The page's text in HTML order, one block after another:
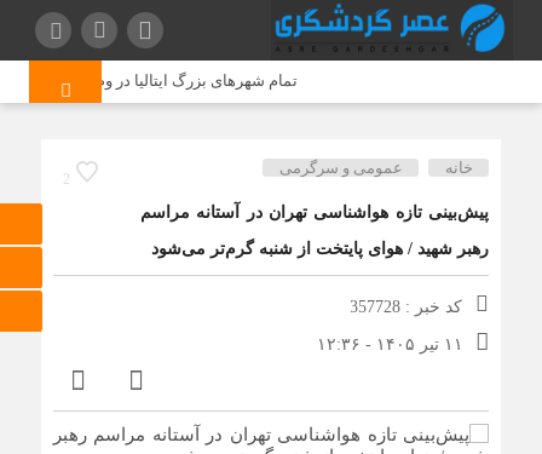
تمام شهرهای بزرگ ایتالیا در وضعیت هشدار
2
خانه عمومی و سرگرمی
پیش‌بینی تازه هواشناسی تهران در آستانه مراسم
رهبر شهید / هوای پایتخت از شنبه گرم‌تر می‌شود
کد خبر : 357728
۱۱ تیر ۱۴۰۵ - ۱۲:۳۶